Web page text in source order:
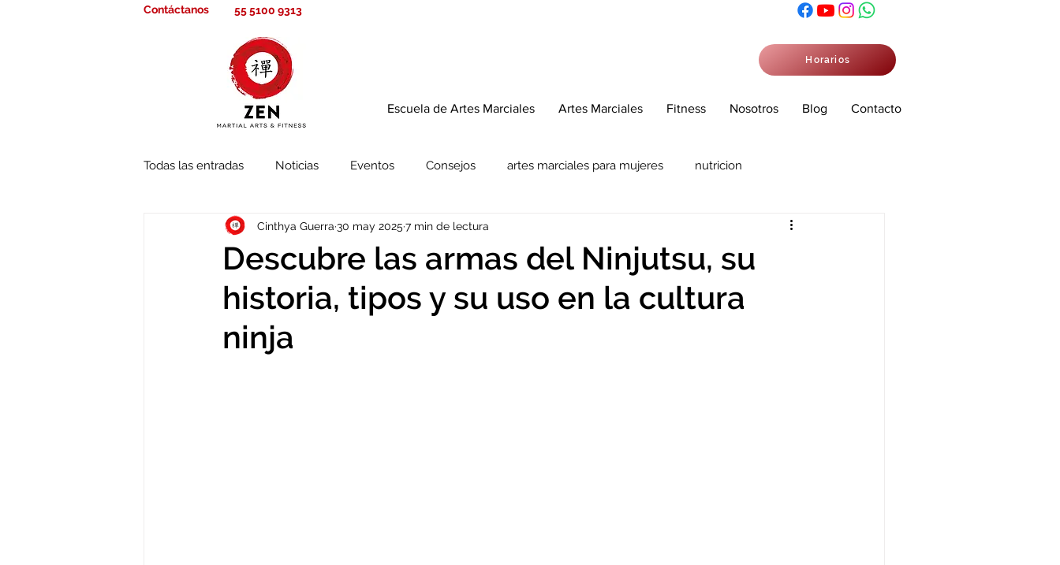
55 5100 9313
Contáctanos
Horarios
Escuela de Artes Marciales Artes Marciales Fitness Nosotros Blog Contacto
Todas las entradas Noticias Eventos Consejos artes marciales para mujeres nutricion
Descubre las armas del Ninjutsu, su
historia, tipos y su uso en la cultura
ninja
Cinthya Guerra 30 may 2025 7 min de lectura